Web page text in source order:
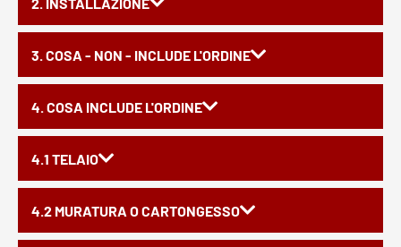
3. COSA - NON - INCLUDE L'ORDINE
4. COSA INCLUDE L'ORDINE
4.1 TELAIO
4.2 MURATURA O CARTONGESSO